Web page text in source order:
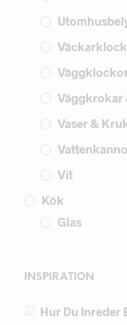
Väggkrokar
Vaser &
Vit
Kök
Glas
INSPIRATION
Hur Du Inreder